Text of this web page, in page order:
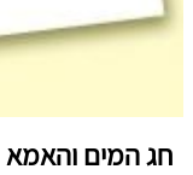
חג המים והאמא